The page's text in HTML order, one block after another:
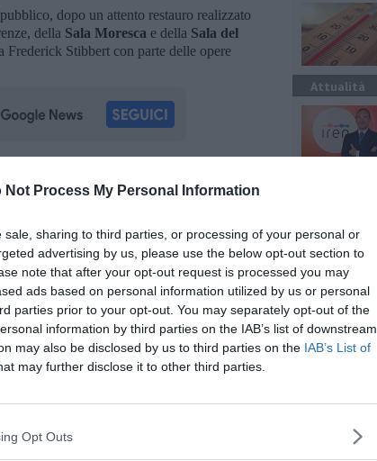
Not Process My Personal Information
sale, sharing to third parties, or processing of your personal or
advertising by us, please use the below opt-out section to
note that after your opt-out request is processed you may
ads based on personal information utilized by us or personal
parties prior to your opt-out. You may separately opt-out of the
information by third parties on the IAB’s list of downstream
may also be disclosed by us to third parties on the IAB’s List of
may further disclose it to other third parties.
Opt Outs
dopo un attento restauro realizzato
della Sala Moresca e della Sala del
Stibbert con parte delle opere
allaNewsletter QUInews - ToscanaMedia.
di posta.
Attualità